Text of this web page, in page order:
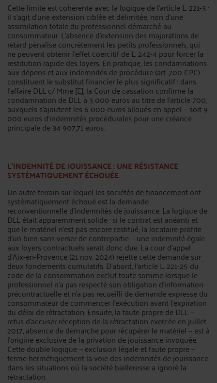
Cette limite est cohérente avec la logique de l’article L. 221-3 :
il s’agit d’une extension ciblée et délimitée, non d’une
assimilation totale du professionnel démarché au
consommateur. L’absence d’extension des majorations de
retard pénalise concrètement les petits professionnels, qui
ne peuvent obtenir l’effet coercitif de L. 242-4 pour forcer la
restitution rapide des loyers. En pratique, les condamnations
aux dépens et aux indemnités de procédure (art. 700 CPC)
constituent le substitut financier le plus significatif : dans
l’affaire DLL c/ Mme [E], la Cour de cassation confirme la
condamnation de DLL à 3 000 euros au titre de l’article 700,
auxquels s’ajoutent les 6 000 euros alloués en appel — soit 9
000 euros d’indemnités procédurales pour une créance
principale de 34 907,71 euros.
L’INDEMNITÉ DE JOUISSANCE : UNE RÉSISTANCE
SYSTÉMATIQUEMENT ÉCHOUÉE
Un autre terrain sur lequel les sociétés de financement ont
systématiquement échoué est la demande
reconventionnelle d’indemnités de jouissance. La logique de
DLL était apparemment solide : si le contrat est anéanti et
que le matériel n’est pas encore restitué, la locataire profite
d’un bien sans verser de contrepartie — une indemnité égale
aux loyers contractuels serait donc due. La cour d’appel
d’Aix-en-Provence (21 nov. 2024) rejette cette demande sur
deux fondements cumulatifs. D’abord, l’article L. 221-25 du
code de la consommation exclut toute somme lorsque le
professionnel n’a pas respecté son obligation d’information
précontractuelle et n’a pas recueilli de demande expresse du
consommateur de commencer l’exécution avant l’expiration
du délai de rétractation. Ensuite, la faute propre de DLL —
refus d’accuser réception de la rétractation exercée en juillet
2017, absence de démarche pour récupérer le matériel — est à
l’origine exclusive de la privation de jouissance invoquée.
Cette double logique — exclusion légale et faute propre —
ferme hermétiquement la voie des indemnités de jouissance
dans les situations où la société bailleresse a ignoré la
rétractation.